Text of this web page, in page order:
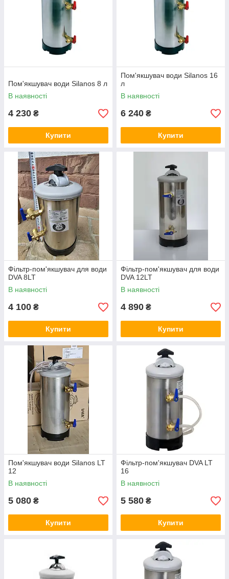
Пом'якшувач води Silanos 8 л
В наявності
4 230 ₴
Купити
Пом'якшувач води Silanos 16
л
В наявності
6 240 ₴
Купити
Фільтр-пом'якшувач для води
DVA 8LT
В наявності
4 100 ₴
Купити
Фільтр-пом'якшувач для води
DVA 12LT
В наявності
4 890 ₴
Купити
Пом'якшувач води Silanos LT
12
В наявності
5 080 ₴
Купити
Фільтр-пом'якшувач DVA LT
16
В наявності
5 580 ₴
Купити